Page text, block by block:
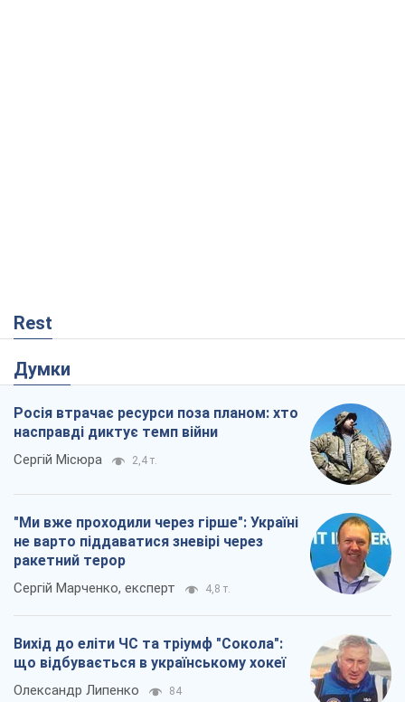
Rest
Думки
Росія втрачає ресурси поза планом: хто
насправді диктує темп війни
Сергій Місюра 2,4 т.
"Ми вже проходили через гірше": Україні
не варто піддаватися зневірі через
ракетний терор
Сергій Марченко, експерт 4,8 т.
Вихід до еліти ЧС та тріумф "Сокола":
що відбувається в українському хокеї
Олександр Липенко 84